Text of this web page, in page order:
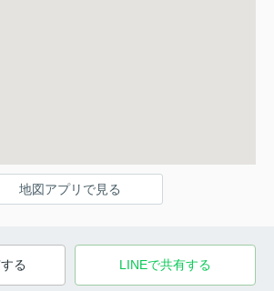
地図アプリで見る
る LINEで共有する